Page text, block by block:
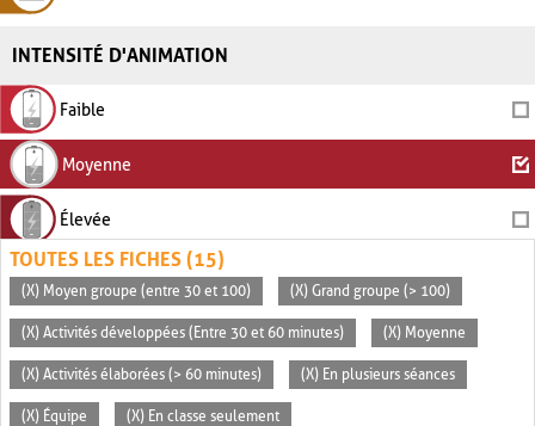
INTENSITÉ D'ANIMATION
Faible
Moyenne
Élevée
TOUTES LES FICHES (15)
(X) Moyen groupe (entre 30 et 100) (X) Grand groupe (> 100)
(X) Activités développées (Entre 30 et 60 minutes) (X) Moyenne
(X) Activités élaborées (> 60 minutes) (X) En plusieurs séances
(X) Équipe (X) En classe seulement